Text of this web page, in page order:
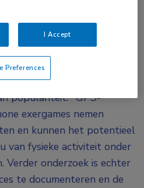
vond significante
activiteit in 50% van de
in 83% van de studies en
populariteit. GPS-
exergames nemen
en kunnen het potentieel
van fysieke activiteit onder
Verder onderzoek is echter
te documenteren en de
I Accept
Preferences